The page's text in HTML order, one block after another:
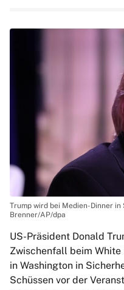
Trump wird bei Medien-Dinner
Brenner/AP/dpa
US-Präsident Donald
Zwischenfall beim White
in Washington in
Schüssen vor der